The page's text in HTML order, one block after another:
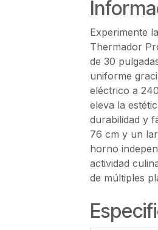
Experimente
Thermador
de 30
uniforme
eléctrico a
eleva la
durabilidad y
76 cm y un
horno
actividad
de múltiples